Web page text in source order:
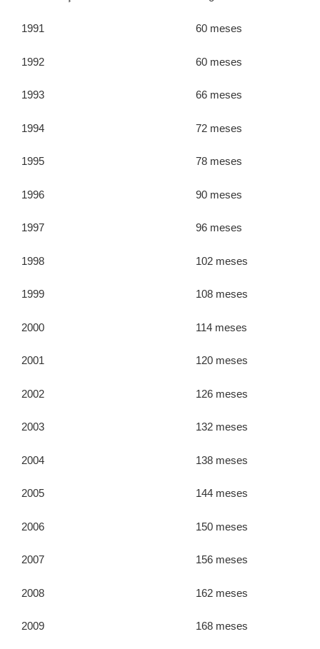
1991 60 meses
1992 60 meses
1993 66 meses
1994 72 meses
1995 78 meses
1996 90 meses
1997 96 meses
1998 102 meses
1999 108 meses
2000 114 meses
2001 120 meses
2002 126 meses
2003 132 meses
2004 138 meses
2005 144 meses
2006 150 meses
2007 156 meses
2008 162 meses
2009 168 meses